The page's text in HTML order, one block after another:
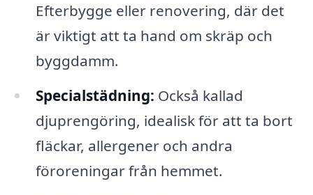
Efterbygge eller renovering, där det
är viktigt att ta hand om skräp och
byggdamm.
Specialstädning: Också kallad
djuprengöring, idealisk för att ta bort
fläckar, allergener och andra
föroreningar från hemmet.